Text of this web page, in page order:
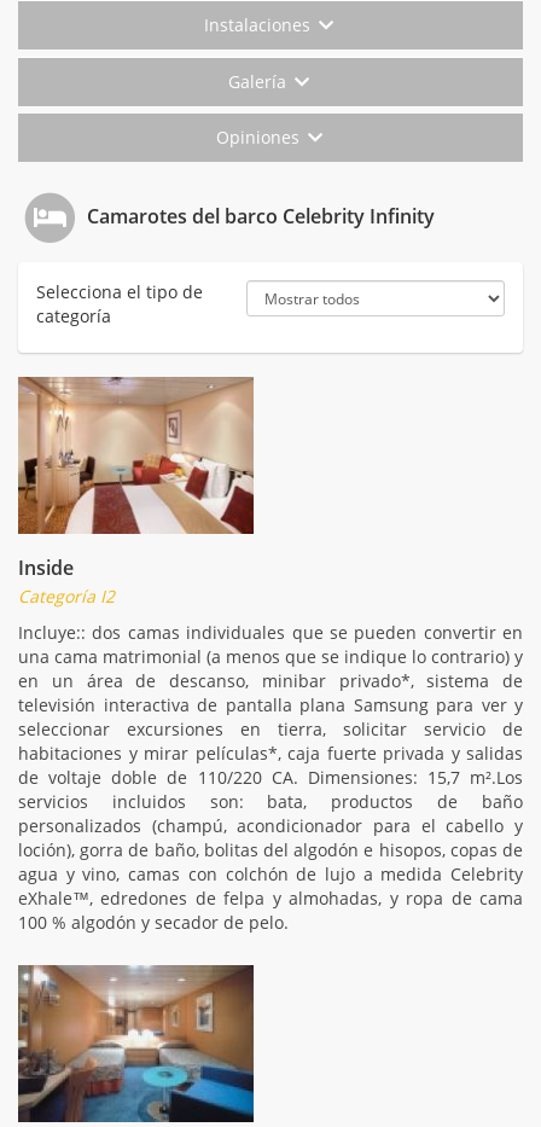
Instalaciones
Galería
Opiniones
Camarotes del barco Celebrity Infinity
Selecciona el tipo de
categoría
Inside
Categoría I2
Incluye:: dos camas individuales que se pueden convertir en
una cama matrimonial (a menos que se indique lo contrario) y
en un área de descanso, minibar privado*, sistema de
televisión interactiva de pantalla plana Samsung para ver y
seleccionar excursiones en tierra, solicitar servicio de
habitaciones y mirar películas*, caja fuerte privada y salidas
de voltaje doble de 110/220 CA. Dimensiones: 15,7 m².Los
servicios incluidos son: bata, productos de baño
personalizados (champú, acondicionador para el cabello y
loción), gorra de baño, bolitas del algodón e hisopos, copas de
agua y vino, camas con colchón de lujo a medida Celebrity
eXhale™, edredones de felpa y almohadas, y ropa de cama
100 % algodón y secador de pelo.